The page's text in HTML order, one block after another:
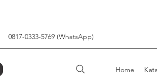
0817-0333-5769 (WhatsApp)
Home